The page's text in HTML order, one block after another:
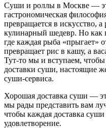
Суши и роллы в Москве —
гастрономическая
превращается в искусство,
кулинарный шедевр. Но как
где каждая рыба «прыгает»
превращает рис в кашу, а
Тут-то мы и вступаем,
доставки суши, настоящие
суши-сервиса.
Хорошая доставка суши —
мы рады представить вам
чтобы каждая доставка
удовлетворение.